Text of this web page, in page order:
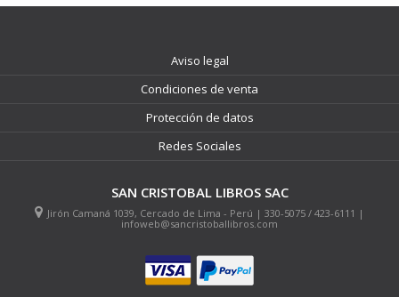
Aviso legal
Condiciones de venta
Protección de datos
Redes Sociales
SAN CRISTOBAL LIBROS SAC
Jirón Camaná 1039, Cercado de Lima - Perú | 330-5075 / 423-6111 |
infoweb@sancristoballibros.com